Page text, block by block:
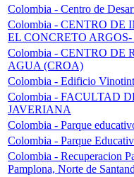
Colombia - Centro de
Colombia - CENTRO DE
EL CONCRETO
Colombia - CENTRO DE
AGUA (CROA)
Colombia - Edificio
Colombia - FACULTAD
JAVERIANA
Colombia - Parque
Colombia - Parque
Colombia - Recuperacion
Pamplona, Norte de